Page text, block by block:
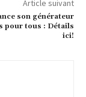
Article suivant
son générateur
pour tous : Détails
ici!